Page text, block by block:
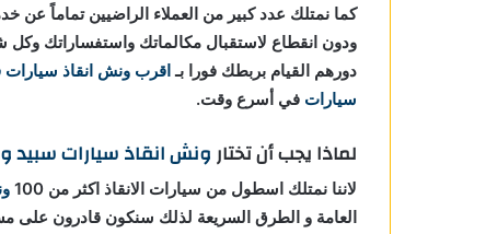
كما نمتلك عدد كبير من العملاء الراضيين تماماً عن
ودون انقطاع لاستقبال مكالماتك واستفساراتك
دورهم القيام بربطك فورا بـاقرب ونش انقاذ سيارات
سيارات في أسرع وقت.
لماذا يجب أن تختارونش انقاذ سياراتسبيد
لاننا نمتلك اسطول من سيارات الانقاذ اكثر من 100
العامة و الطرق السريعة لذلك سنكون قادرون